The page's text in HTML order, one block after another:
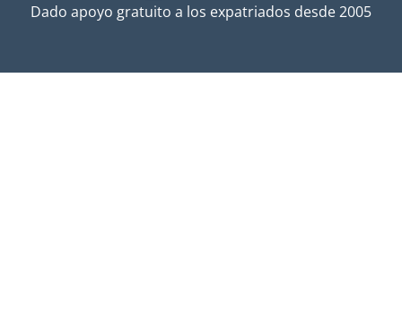
Dado apoyo gratuito a los expatriados desde 2005